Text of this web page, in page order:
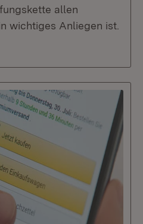
allen
wichtiges Anliegen ist.